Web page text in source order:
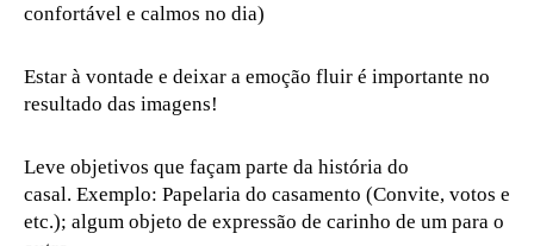
confortável e calmos no dia)
Estar à vontade e deixar a emoção fluir é importante no
resultado das imagens!
Leve objetivos que façam parte da história do
casal. Exemplo: Papelaria do casamento (Convite, votos e
etc.); algum objeto de expressão de carinho de um para o